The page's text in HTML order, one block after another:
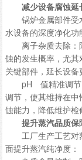
减少设备腐蚀延
锅炉金属部件受
水设备的深度净化功
离子杂质去除：
蚀的发生概率，尤
关键部件，延长设备
pH 值精准调节
调节，使其维持在
蚀能力，降低维护检
提升蒸汽品质保
工厂生产工艺对
面提升蒸汽纯净度：